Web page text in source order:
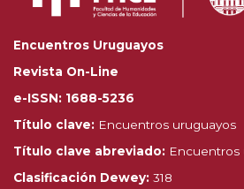
Encuentros
Revista On-
e-ISSN: 1688-5236
Título clave: Encuentros uruguayos
Título clave abreviado: Encuentros
Clasificación Dewey: 318